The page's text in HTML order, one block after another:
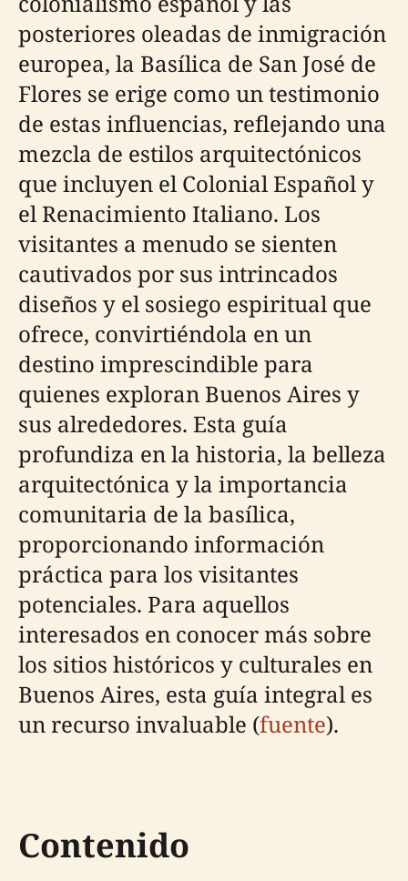
posteriores oleadas de inmigración
europea, la Basílica de San José de
Flores se erige como un testimonio
de estas influencias, reflejando una
mezcla de estilos arquitectónicos
que incluyen el Colonial Español y
el Renacimiento Italiano. Los
visitantes a menudo se sienten
cautivados por sus intrincados
diseños y el sosiego espiritual que
ofrece, convirtiéndola en un
destino imprescindible para
quienes exploran Buenos Aires y
sus alrededores. Esta guía
profundiza en la historia, la belleza
arquitectónica y la importancia
comunitaria de la basílica,
proporcionando información
práctica para los visitantes
potenciales. Para aquellos
interesados en conocer más sobre
los sitios históricos y culturales en
Buenos Aires, esta guía integral es
un recurso invaluable (fuente).
Contenido